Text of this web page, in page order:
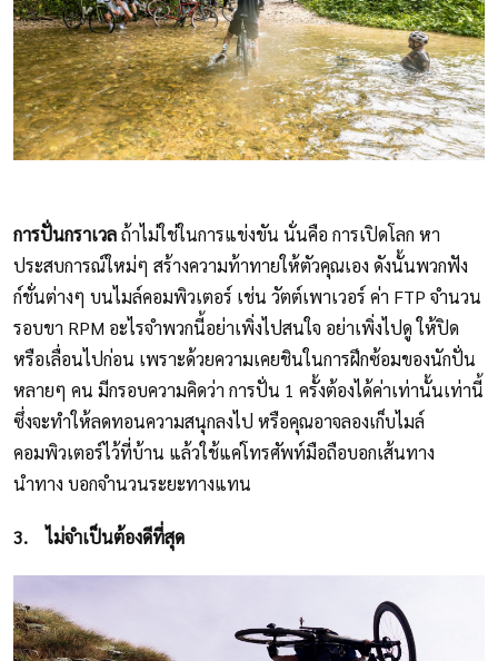
การปั่นกราเวลถ้าไม่ใช่ในการแข่งขัน นั่นคือ การเปิดโลก หา
ประสบการณ์ใหม่ๆ สร้างความท้าทายให้ตัวคุณเอง ดังนั้นพวกฟัง
ก์ชั่นต่างๆ บนไมล์คอมพิวเตอร์ เช่น วัตต์เพาเวอร์ ค่า FTP จำนวน
รอบขา RPM อะไรจำพวกนี้อย่าเพิ่งไปสนใจ อย่าเพิ่งไปดู ให้ปิด
หรือเลื่อนไปก่อน เพราะด้วยความเคยชินในการฝึกซ้อมของนักปั่น
หลายๆ คน มีกรอบความคิดว่า การปั่น 1 ครั้งต้องได้ค่าเท่านั้นเท่านี้
ซึ่งจะทำให้ลดทอนความสนุกลงไป หรือคุณอาจลองเก็บไมล์
คอมพิวเตอร์ไว้ที่บ้าน แล้วใช้แค่โทรศัพท์มือถือบอกเส้นทาง
นำทาง บอกจำนวนระยะทางแทน
3. ไม่จำเป็นต้องดีที่สุด